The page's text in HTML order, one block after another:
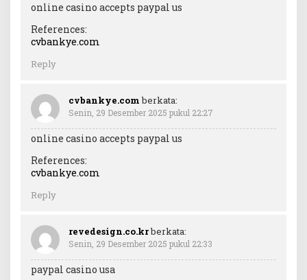
online casino accepts paypal us
References:
cvbankye.com
Reply
cvbankye.com berkata:
Senin, 29 Desember 2025 pukul 22:27
online casino accepts paypal us
References:
cvbankye.com
Reply
revedesign.co.krberkata:
Senin, 29 Desember 2025 pukul 22:33
paypal casino usa